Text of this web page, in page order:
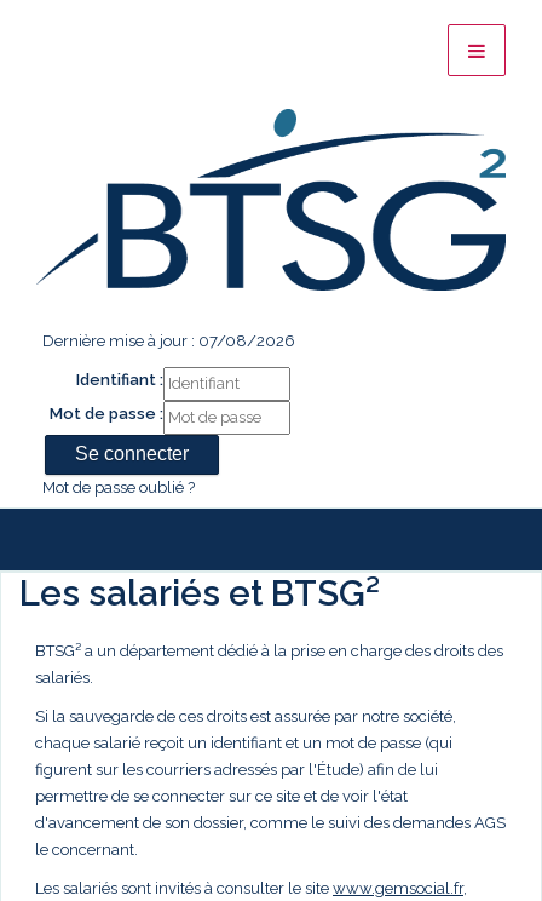
Dernière mise à jour : 07/08/2026
Identifiant :
Mot de passe :
Mot de passe oublié ?
Les salariés et BTSG²
BTSG² a un département dédié à la prise en charge des droits des
salariés.
Si la sauvegarde de ces droits est assurée par notre société,
chaque salarié reçoit un identifiant et un mot de passe (qui
figurent sur les courriers adressés par l'Étude) afin de lui
permettre de se connecter sur ce site et de voir l'état
d'avancement de son dossier, comme le suivi des demandes AGS
le concernant.
Les salariés sont invités à consulter le site www.gemsocial.fr,